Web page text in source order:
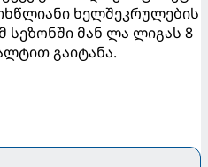
ხელშეკრულების
სეზონში მან ლა ლიგას 8
გაიტანა.